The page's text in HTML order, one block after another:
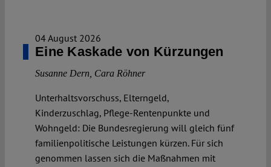
04 August 2026
Eine Kaskade von Kürzungen
Susanne Dern Cara Röhner
Unterhaltsvorschuss, Elterngeld,
Kinderzuschlag, Pflege-Rentenpunkte und
Wohngeld: Die Bundesregierung will gleich fünf
familienpolitische Leistungen kürzen. Für sich
genommen lassen sich die Maßnahmen mit